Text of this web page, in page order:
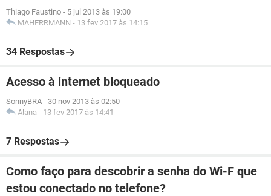
Thiago Faustino - 5 jul 2013 às 19:00
MAHERRMANN - 13 fev 2017 às 14:15
34 Respostas
Acesso à internet bloqueado
SonnyBRA - 30 nov 2013 às 02:50
Alana - 13 fev 2017 às 14:41
7 Respostas
Como faço para descobrir a senha do Wi-F que
estou conectado no telefone?